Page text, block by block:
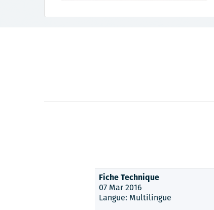
Fiche Technique
07 Mar 2016
Langue: Multilingue